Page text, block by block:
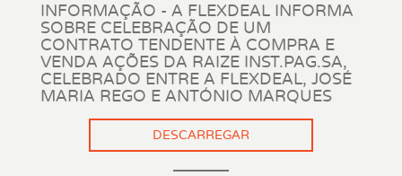
INFORMAÇÃO - A FLEXDEAL INFORMA
SOBRE CELEBRAÇÃO DE UM
CONTRATO TENDENTE À COMPRA E
VENDA AÇÕES DA RAIZE INST.PAG.SA,
CELEBRADO ENTRE A FLEXDEAL, JOSÉ
MARIA REGO E ANTÓNIO MARQUES
DESCARREGAR